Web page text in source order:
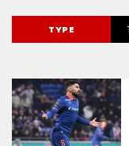
TYPE